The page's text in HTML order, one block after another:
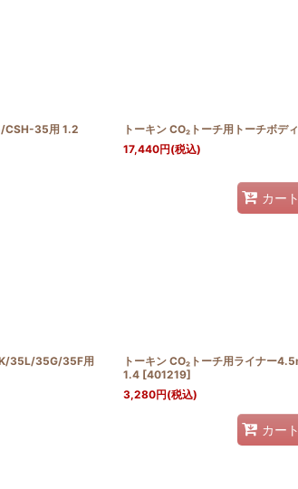
CSH-35用 1.2
トーキン CO₂トーチ用トーチボ
17,440円(税込)
カー
35L/35G/35F用
トーキン CO₂トーチ用ライナー
1.4 [401219]
3,280円(税込)
カー